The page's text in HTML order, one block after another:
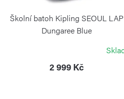
Školní batoh Kipling SEOUL LAP
Dungaree Blue
2 999 Kč